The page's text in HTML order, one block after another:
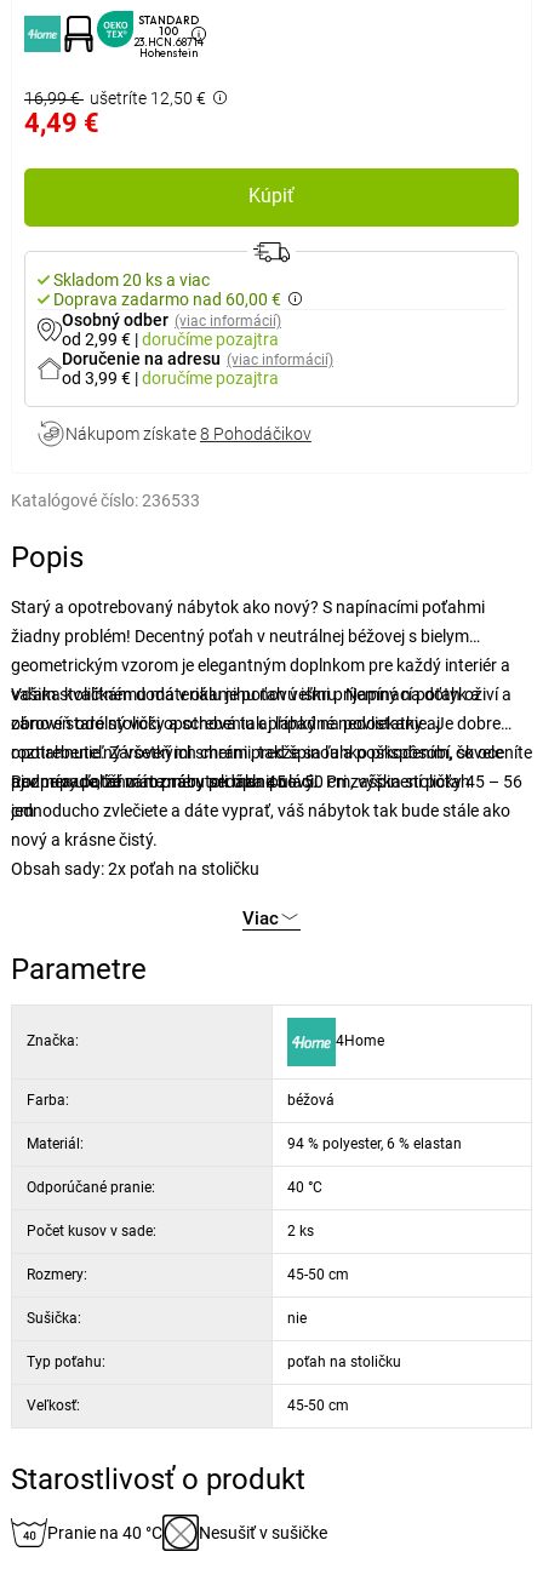
STANDARD
100
23.HCN.68714
Hohenstein
16,99 € ušetríte 12,50 €
4,49 €
Kúpiť
Skladom 20 ks a viac
Doprava zadarmo nad 60,00 €
Osobný odber (viac informácií)
od 2,99 € |doručíme pozajtra
Doručenie na adresu (viac informácií)
od 3,99 € |doručíme pozajtra
Nákupom získate8 Pohodáčikov
Katalógové číslo:236533
Popis
Starý a opotrebovaný nábytok ako nový? S napínacími poťahmi
žiadny problém! Decentný poťah v neutrálnej béžovej s bielym
geometrickým vzorom je elegantným doplnkom pre každý interiér a
vašim stoličkám dodá v okamihu novú iskru. Napínací poťah oživí a
obnoví staré stoličky a schová tak prípadné nedostatky aj
opotrebenie. Zároveň ich chráni pred špinou a poškodením, čo oceníte
aj v prípade, že máte nábytok úplne nový.
Vďaka kvalitnému materiálu je poťah veľmi príjemný na dotyk a
zároveň odolný voči opotrebeniu aj ľahký na povliekanie. Je dobre
roztiahnuteľný všetkými smermi, takže sa ľahko prispôsobí, skvele
padne a uľahčí vám prácu pri manipulácii. Pri zašpinení poťah
jednoducho zvlečiete a dáte vyprať, váš nábytok tak bude stále ako
nový a krásne čistý.
Rozmery poťahu: rozmery sedáka 45 – 50 cm, výška stoličky 45 – 56
cm
Obsah sady: 2x poťah na stoličku
Viac
Parametre
Značka: 4Home
Farba: béžová
Materiál: 94 % polyester, 6 % elastan
Odporúčané pranie: 40 °C
Počet kusov v sade: 2 ks
Rozmery: 45-50 cm
Sušička: nie
Typ poťahu: poťah na stoličku
Veľkosť: 45-50 cm
Starostlivosť o produkt
Pranie na 40 °C Nesušiť v sušičke